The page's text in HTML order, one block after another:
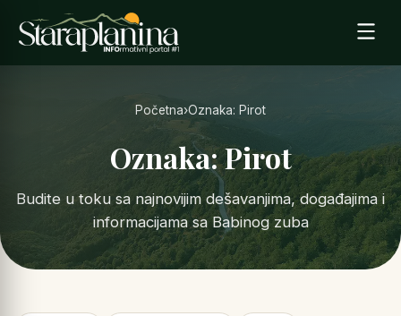
Početna›Oznaka: Pirot
Oznaka: Pirot
Budite u toku sa najnovijim dešavanjima, događajima i
informacijama sa Babinog zuba